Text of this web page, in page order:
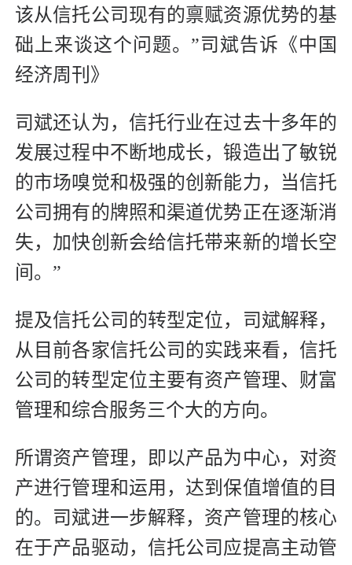
该从信托公司现有的禀赋资源优势的基
础上来谈这个问题。”司斌告诉《中国
经济周刊》
司斌还认为，信托行业在过去十多年的
发展过程中不断地成长，锻造出了敏锐
的市场嗅觉和极强的创新能力，当信托
公司拥有的牌照和渠道优势正在逐渐消
失，加快创新会给信托带来新的增长空
间。”
提及信托公司的转型定位，司斌解释，
从目前各家信托公司的实践来看，信托
公司的转型定位主要有资产管理、财富
管理和综合服务三个大的方向。
所谓资产管理，即以产品为中心，对资
产进行管理和运用，达到保值增值的目
的。司斌进一步解释，资产管理的核心
在于产品驱动，信托公司应提高主动管